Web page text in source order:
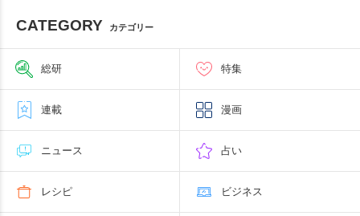
CATEGORY カテゴリー
総研 特集
連載 漫画
ニュース 占い
レシピ ビジネス